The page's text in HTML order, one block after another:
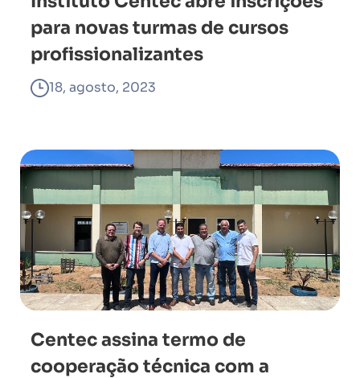
para novas turmas de cursos
profissionalizantes
18, agosto, 2023
Centec assina termo de
cooperação técnica com a